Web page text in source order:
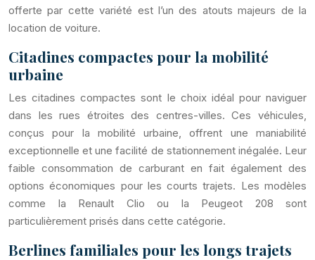
offerte par cette variété est l’un des atouts majeurs de la
location de voiture.
Citadines compactes pour la mobilité
urbaine
Les citadines compactes sont le choix idéal pour naviguer
dans les rues étroites des centres-villes. Ces véhicules,
conçus pour la mobilité urbaine, offrent une maniabilité
exceptionnelle et une facilité de stationnement inégalée. Leur
faible consommation de carburant en fait également des
options économiques pour les courts trajets. Les modèles
comme la Renault Clio ou la Peugeot 208 sont
particulièrement prisés dans cette catégorie.
Berlines familiales pour les longs trajets